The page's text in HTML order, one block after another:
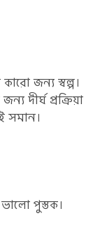
জন্য স্বল্প।
দীর্ঘ প্রক্রিয়া
সমান।
ভালো পুস্তক।